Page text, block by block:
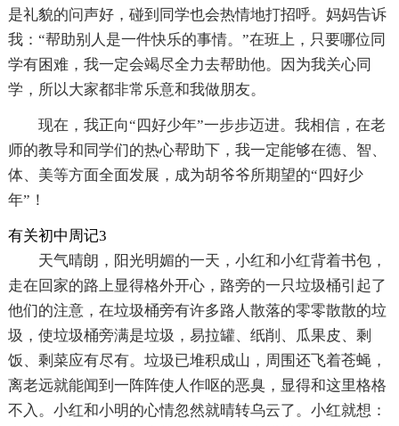
是礼貌的问声好，碰到同学也会热情地打招呼。妈妈告诉
我：“帮助别人是一件快乐的事情。”在班上，只要哪位同
学有困难，我一定会竭尽全力去帮助他。因为我关心同
学，所以大家都非常乐意和我做朋友。
现在，我正向“四好少年”一步步迈进。我相信，在老
师的教导和同学们的热心帮助下，我一定能够在德、智、
体、美等方面全面发展，成为胡爷爷所期望的“四好少
年”！
有关初中周记3
天气晴朗，阳光明媚的一天，小红和小红背着书包，
走在回家的路上显得格外开心，路旁的一只垃圾桶引起了
他们的注意，在垃圾桶旁有许多路人散落的零零散散的垃
圾，使垃圾桶旁满是垃圾，易拉罐、纸削、瓜果皮、剩
饭、剩菜应有尽有。垃圾已堆积成山，周围还飞着苍蝇，
离老远就能闻到一阵阵使人作呕的恶臭，显得和这里格格
不入。小红和小明的心情忽然就晴转乌云了。小红就想：